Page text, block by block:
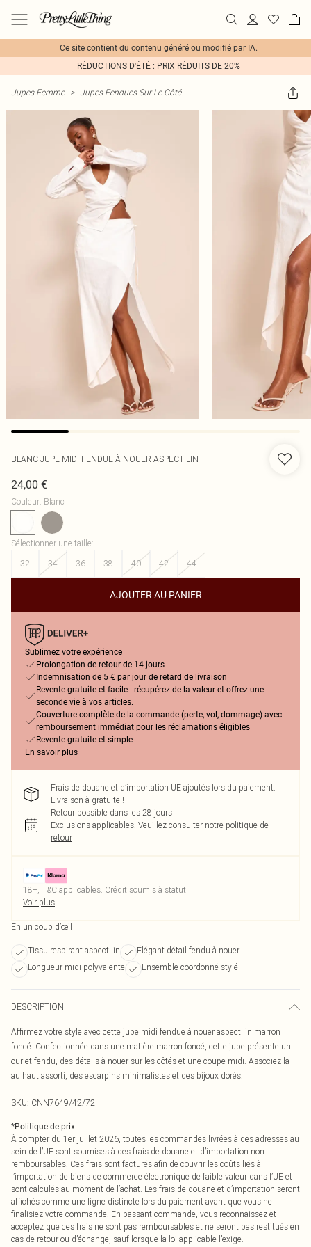
Ce site contient du contenu généré ou modifié par IA.
RÉDUCTIONS D'ÉTÉ : PRIX RÉDUITS DE 20%
Jupes Femme > Jupes Fendues Sur Le Côté
BLANC JUPE MIDI FENDUE À NOUER ASPECT LIN
24,00 €
Couleur: Blanc
Sélectionner une taille:
32
34 36 38 40 42 44
AJOUTER AU PANIER
Sublimez votre expérience
Prolongation de retour de 14 jours
Indemnisation de 5 € par jour de retard de livraison
Revente gratuite et facile - récupérez de la valeur et offrez une
seconde vie à vos articles.
Couverture complète de la commande (perte, vol, dommage) avec
remboursement immédiat pour les réclamations éligibles
Revente gratuite et simple
En savoir plus
Frais de douane et d’importation UE ajoutés lors du paiement.
Livraison à gratuite !
Retour possible dans les 28 jours
Exclusions applicables. Veuillez consulter notre politique de
retour
18+, T&C applicables. Crédit soumis à statut
Voir plus
En un coup d’œil
Tissu respirant aspect lin
Élégant détail fendu à nouer
Longueur midi polyvalente
Ensemble coordonné stylé
DESCRIPTION
Affirmez votre style avec cette jupe midi fendue à nouer aspect lin marron
foncé. Confectionnée dans une matière marron foncé, cette jupe présente un
ourlet fendu, des détails à nouer sur les côtés et une coupe midi. Associez-la
au haut assorti, des escarpins minimalistes et des bijoux dorés.
SKU: CNN7649/42/72
*Politique de prix
À compter du 1er juillet 2026, toutes les commandes livrées à des adresses au
sein de l’UE sont soumises à des frais de douane et d’importation non
remboursables. Ces frais sont facturés afin de couvrir les coûts liés à
l’importation de biens de commerce électronique de faible valeur dans l’UE et
sont calculés au moment de l’achat. Les frais de douane et d’importation seront
affichés comme une ligne distincte lors du paiement avant que vous ne
finalisiez votre commande. En passant commande, vous reconnaissez et
acceptez que ces frais ne sont pas remboursables et ne seront pas restitués en
cas de retour ou d’échange, sauf lorsque la loi applicable l’exige.